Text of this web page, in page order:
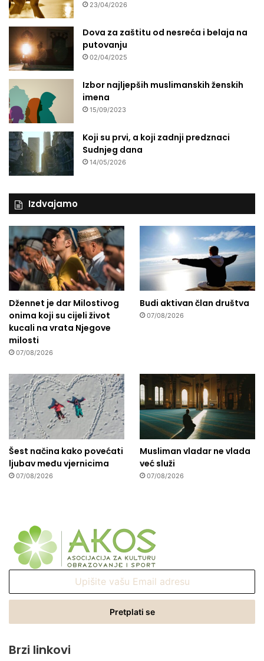
23/04/2026
Dova za zaštitu od nesreća i belaja na
putovanju
02/04/2025
Izbor najljepših muslimanskih ženskih
imena
15/09/2023
Koji su prvi, a koji zadnji predznaci
Sudnjeg dana
14/05/2026
Izdvajamo
Džennet je dar Milostivog
onima koji su cijeli život
kucali na vrata Njegove
milosti
07/08/2026
Budi aktivan član društva
07/08/2026
Šest načina kako povećati
ljubav među vjernicima
07/08/2026
Musliman vladar ne vlada
već služi
07/08/2026
Email
Brzi linkovi